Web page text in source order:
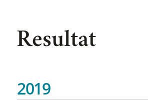
Resultat
2019